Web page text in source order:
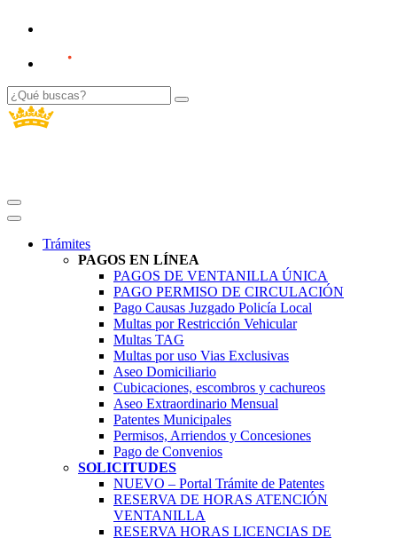
Trámites
PAGOS EN LÍNEA
PAGOS DE VENTANILLA ÚNICA
PAGO PERMISO DE CIRCULACIÓN
Pago Causas Juzgado Policía Local
Multas por Restricción Vehicular
Multas TAG
Multas por uso Vias Exclusivas
Aseo Domiciliario
Cubicaciones, escombros y cachureos
Aseo Extraordinario Mensual
Patentes Municipales
Permisos, Arriendos y Concesiones
Pago de Convenios
SOLICITUDES
NUEVO – Portal Trámite de Patentes
RESERVA DE HORAS ATENCIÓN
VENTANILLA
RESERVA HORAS LICENCIAS DE